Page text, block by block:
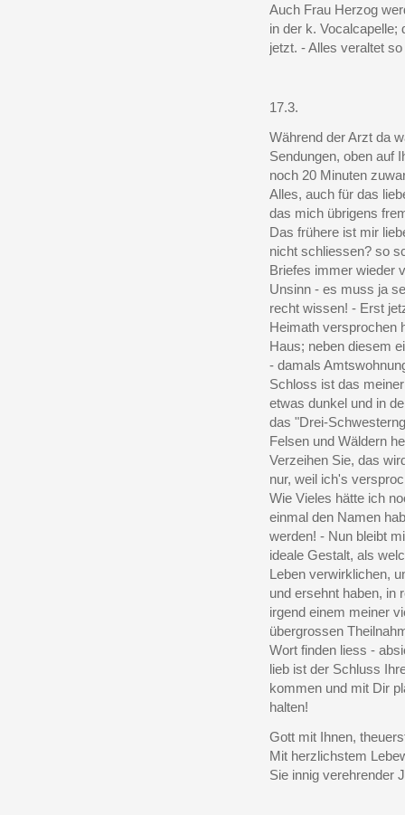
Auch Frau Herzog
in der k. Vocalcapelle;
jetzt. - Alles veraltet
17.3.
Während der Arzt da
Sendungen, oben auf
noch 20 Minuten
Alles, auch für das
das mich übrigens
Das frühere ist mir
nicht schliessen? so
Briefes immer wieder
Unsinn - es muss ja
recht wissen! - Erst
Heimath versprochen
Haus; neben diesem
- damals
Schloss ist das
etwas dunkel und in
das "Drei-
Felsen und Wäldern
Verzeihen Sie, das
nur, weil ich's
Wie Vieles hätte ich
einmal den Namen
werden! - Nun bleibt
ideale Gestalt, als
Leben verwirklichen,
und ersehnt haben, in
irgend einem meiner
übergrossen
Wort finden liess -
lieb ist der Schluss
kommen und mit Dir
halten!
Gott mit Ihnen,
Mit herzlichstem
Sie innig verehrender